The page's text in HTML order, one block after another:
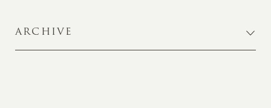
ARCHIVE